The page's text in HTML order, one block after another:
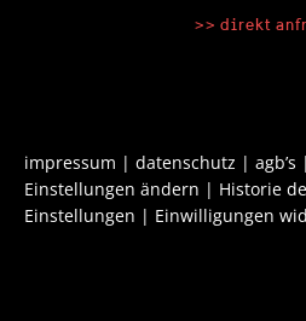
>> direkt
impressum | datenschutz | agb’s |
Einstellungen ändern | Historie
Einstellungen | Einwilligungen